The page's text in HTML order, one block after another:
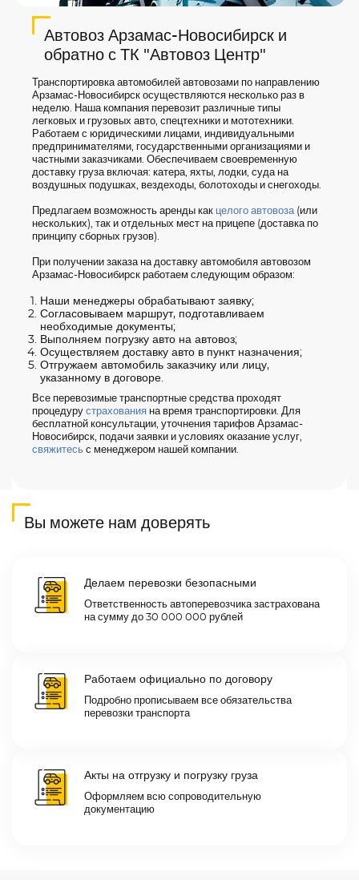
Автовоз Арзамас-Новосибирск и
обратно с ТК "Автовоз Центр"
Транспортировка автомобилей автовозами по направлению
Арзамас-Новосибирск осуществляются несколько раз в
неделю. Наша компания перевозит различные типы
легковых и грузовых авто, спецтехники и мототехники.
Работаем с юридическими лицами, индивидуальными
предпринимателями, государственными организациями и
частными заказчиками. Обеспечиваем своевременную
доставку груза включая: катера, яхты, лодки, суда на
воздушных подушках, вездеходы, болотоходы и снегоходы.
Предлагаем возможность аренды как целого автовоза(или
нескольких), так и отдельных мест на прицепе (доставка по
принципу сборных грузов).
При получении заказа на доставку автомобиля автовозом
Арзамас-Новосибирск работаем следующим образом:
Наши менеджеры обрабатывают заявку;
Согласовываем маршрут, подготавливаем
необходимые документы;
Выполняем погрузку авто на автовоз;
Осуществляем доставку авто в пункт назначения;
Отгружаем автомобиль заказчику или лицу,
указанному в договоре.
Все перевозимые транспортные средства проходят
процедуру страхования на время транспортировки. Для
бесплатной консультации, уточнения тарифов Арзамас-
Новосибирск, подачи заявки и условиях оказание услуг,
свяжитесь с менеджером нашей компании.
Вы можете нам доверять
Делаем перевозки безопасными
Ответственность автоперевозчика застрахована
на сумму до 30 000 000 рублей
Работаем официально по договору
Подробно прописываем все обязательства
перевозки транспорта
Акты на отгрузку и погрузку груза
Оформляем всю сопроводительную
документацию